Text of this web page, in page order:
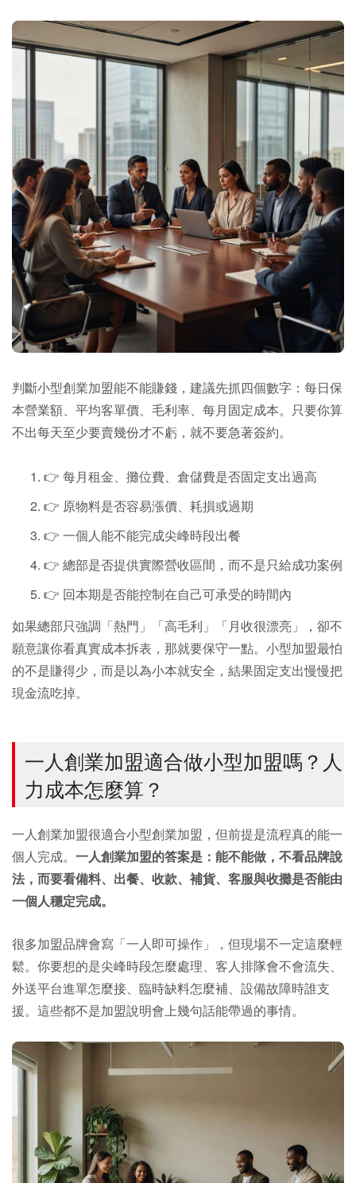
判斷小型創業加盟能不能賺錢，建議先抓四個數字：每日保
本營業額、平均客單價、毛利率、每月固定成本。只要你算
不出每天至少要賣幾份才不虧，就不要急著簽約。
👉 每月租金、攤位費、倉儲費是否固定支出過高
👉 原物料是否容易漲價、耗損或過期
👉 一個人能不能完成尖峰時段出餐
👉 總部是否提供實際營收區間，而不是只給成功案例
👉 回本期是否能控制在自己可承受的時間內
如果總部只強調「熱門」「高毛利」「月收很漂亮」，卻不
願意讓你看真實成本拆表，那就要保守一點。小型加盟最怕
的不是賺得少，而是以為小本就安全，結果固定支出慢慢把
現金流吃掉。
一人創業加盟適合做小型加盟嗎？人
力成本怎麼算？
一人創業加盟很適合小型創業加盟，但前提是流程真的能一
個人完成。 一人創業加盟的答案是：能不能做，不看品牌說
法，而要看備料、出餐、收款、補貨、客服與收攤是否能由
一個人穩定完成。
很多加盟品牌會寫「一人即可操作」，但現場不一定這麼輕
鬆。你要想的是尖峰時段怎麼處理、客人排隊會不會流失、
外送平台進單怎麼接、臨時缺料怎麼補、設備故障時誰支
援。這些都不是加盟說明會上幾句話能帶過的事情。